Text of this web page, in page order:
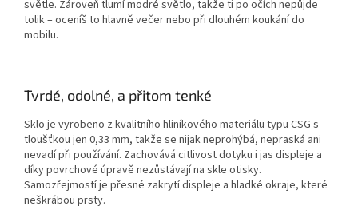
světle. Zároveň tlumí modré světlo, takže ti po očích nepůjde
tolik – oceníš to hlavně večer nebo při dlouhém koukání do
mobilu.
Tvrdé, odolné, a přitom tenké
Sklo je vyrobeno z kvalitního hliníkového materiálu typu CSG s
tloušťkou jen 0,33 mm, takže se nijak neprohýbá, nepraská ani
nevadí při používání. Zachovává citlivost dotyku i jas displeje a
díky povrchové úpravě nezůstávají na skle otisky.
Samozřejmostí je přesné zakrytí displeje a hladké okraje, které
neškrábou prsty.